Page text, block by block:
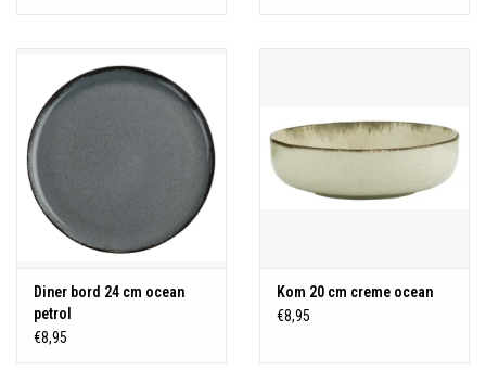
Diner bord 24 cm ocean
petrol
€8,95
Kom 20 cm creme ocean
€8,95